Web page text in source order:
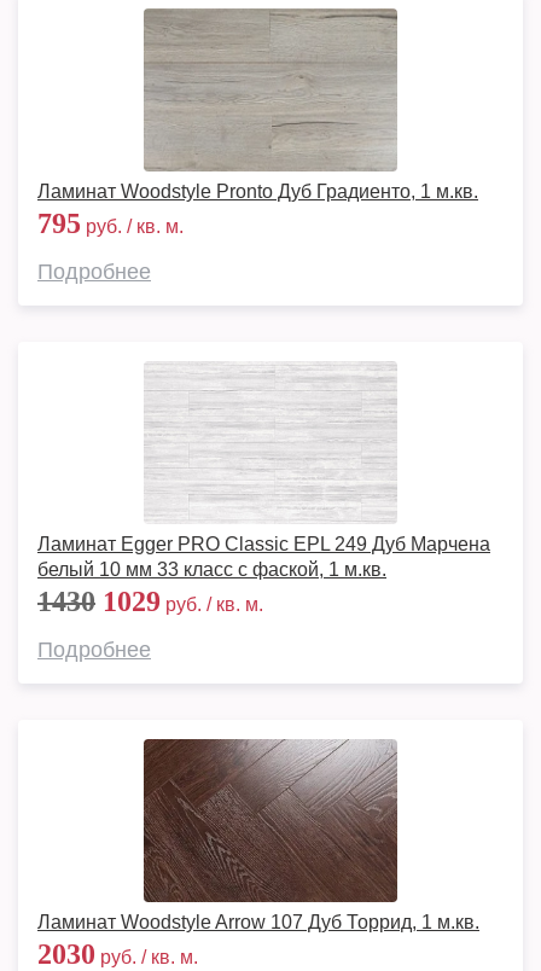
Ламинат Woodstyle Pronto Дуб Градиенто, 1 м.кв.
795 руб. / кв. м.
Подробнее
Ламинат Egger PRO Classic EPL 249 Дуб Марчена
белый 10 мм 33 класс с фаской, 1 м.кв.
1430 1029 руб. / кв. м.
Подробнее
Ламинат Woodstyle Arrow 107 Дуб Торрид, 1 м.кв.
2030 руб. / кв. м.